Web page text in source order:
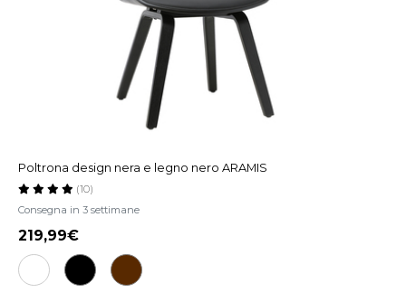
Poltrona design nera e legno nero ARAMIS
Consegna in 3 settimane
(10)
219,99